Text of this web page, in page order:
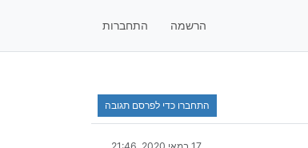
הרשמה התחברות
התחברו כדי לפרסם תגובה